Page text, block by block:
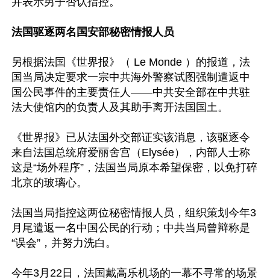
法国驱逐两名国安部秘密情报人员
另根据法国《世界报》（ Le Monde ）的报道，法
国当局决定要求一宗中共海外警察试图强制遣返中
国公民事件的主要责任人——中共安全部在中共驻
法大使馆内的负责人及其助手离开法国国土。
《世界报》已从法国外交部证实该消息，该驱逐令
来自法国总统府爱丽舍宫（Elysée），内部人士称
这是“场外程序”，法国当局原本希望保密，以免打碎
北京的玻璃心。
法国当局指控这两位秘密情报人员，组织策划今年3
月尾遣返一名中国公民的行动；中共当局曾辩称是
“误会”，并努力洗白。
今年3月22日，法国戴高乐机场的一幕不寻常的场景